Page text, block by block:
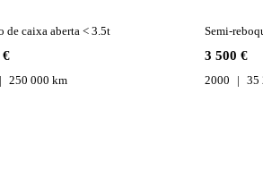
€
de caixa aberta < 3.5t
250 000 km
3 500 €
Semi-
2000 35